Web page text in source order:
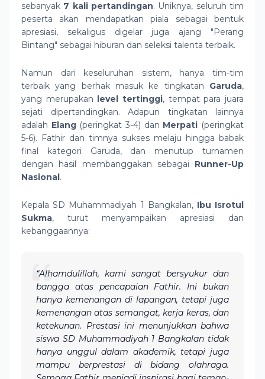
sebanyak 7 kali pertandingan. Uniknya, seluruh tim
peserta akan mendapatkan piala sebagai bentuk
apresiasi, sekaligus digelar juga ajang "Perang
Bintang" sebagai hiburan dan seleksi talenta terbaik.
Namun dari keseluruhan sistem, hanya tim-tim
terbaik yang berhak masuk ke tingkatan Garuda,
yang merupakan level tertinggi, tempat para juara
sejati dipertandingkan. Adapun tingkatan lainnya
adalah Elang(peringkat 3-4) dan Merpati (peringkat
5-6). Fathir dan timnya sukses melaju hingga babak
final kategori Garuda, dan menutup turnamen
dengan hasil membanggakan sebagai Runner-Up
Nasional.
Kepala SD Muhammadiyah 1 Bangkalan, Ibu Isrotul
Sukma, turut menyampaikan apresiasi dan
kebanggaannya:
“Alhamdulillah, kami sangat bersyukur dan
bangga atas pencapaian Fathir. Ini bukan
hanya kemenangan di lapangan, tetapi juga
kemenangan atas semangat, kerja keras, dan
ketekunan. Prestasi ini menunjukkan bahwa
siswa SD Muhammadiyah 1 Bangkalan tidak
hanya unggul dalam akademik, tetapi juga
mampu berprestasi di bidang olahraga.